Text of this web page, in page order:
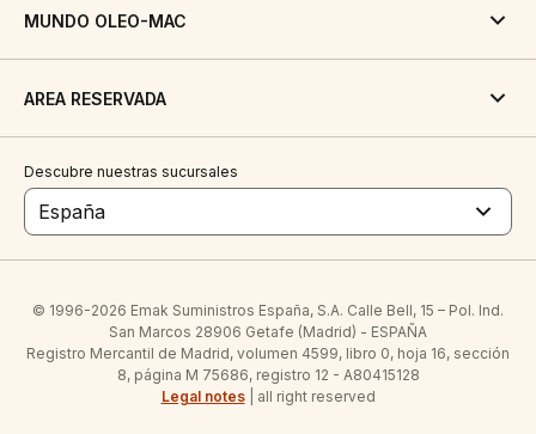
MUNDO OLEO-MAC
AREA RESERVADA
Descubre nuestras sucursales
España
© 1996-2026 Emak Suministros España, S.A. Calle Bell, 15 – Pol. Ind.
San Marcos 28906 Getafe (Madrid) - ESPAÑA
Registro Mercantil de Madrid, volumen 4599, libro 0, hoja 16, sección
8, página M 75686, registro 12 - A80415128
Legal notes| all right reserved